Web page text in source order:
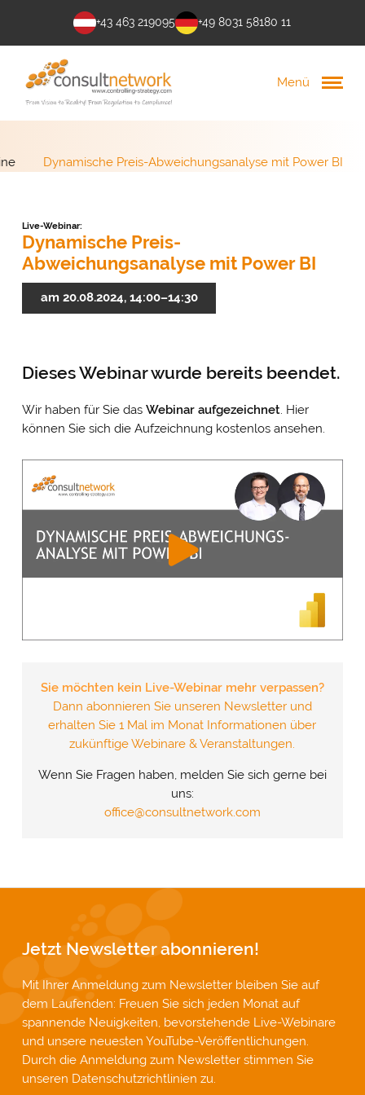
+43 463 219095 +49 8031 58180 11
Menü
Dynamische Preis-Abweichungsanalyse mit Power BI
Live-Webinar:
Dynamische Preis-
Abweichungsanalyse mit Power BI
am 20.08.2024, 14:00–14:30
Dieses Webinar wurde bereits beendet.
Wir haben für Sie das Webinar aufgezeichnet. Hier
können Sie sich die Aufzeichnung kostenlos ansehen.
Sie möchten kein Live-Webinar mehr verpassen?
Dann abonnieren Sie unseren Newsletter und
erhalten Sie 1 Mal im Monat Informationen über
zukünftige Webinare & Veranstaltungen.
Wenn Sie Fragen haben, melden Sie sich gerne bei
uns:
office@consultnetwork.com
Jetzt Newsletter abonnieren!
Mit Ihrer Anmeldung zum Newsletter bleiben Sie auf
dem Laufenden: Freuen Sie sich jeden Monat auf
spannende Neuigkeiten, bevorstehende Live-Webinare
und unsere neuesten YouTube-Veröffentlichungen.
Durch die Anmeldung zum Newsletter stimmen Sie
unseren Datenschutzrichtlinien zu.